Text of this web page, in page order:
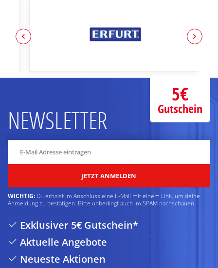
NEWSLETTER
JETZT ANMELDEN
WICHTIG: Du erhälst im Anschluss eine E-Mail mit einem Link, um deine
Anmeldung zu bestätigen. Bitte unbedingt auch im SPAM nachschauen
Exklusiver 5€ Gutschein*
Aktuelle Angebote
Neueste Aktionen
5€
Gutschein